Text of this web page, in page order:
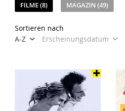
FILME (8) MAGAZIN (49)
Sortieren nach
A-Z
Erscheinungsdatum